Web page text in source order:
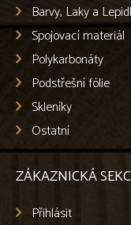
Barvy, Laky a
Spojovací materiál
Polykarbonáty
Podstřešní fólie
Skleníky
Ostatní
ZÁKAZNICKÁ
Přihlásit